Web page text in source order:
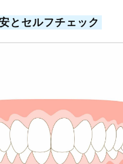
とセルフチェック